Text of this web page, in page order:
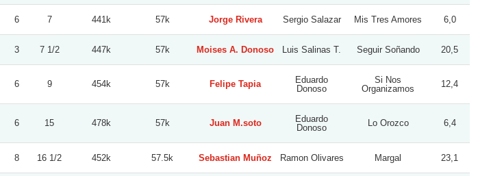
6 7 441k 57k Jorge Rivera Sergio Salazar Mis Tres Amores 6,0
3 7 1/2 447k 57k Moises A. Donoso Luis Salinas T. Seguir Soñando 20,5
6 9 454k 57k Felipe Tapia
Eduardo
Donoso
Si Nos
Organizamos
12,4
6 15 478k 57k Juan M.soto
Eduardo
Donoso
Lo Orozco 6,4
8 16 1/2 452k 57.5k Sebastian Muñoz Ramon Olivares Margal 23,1